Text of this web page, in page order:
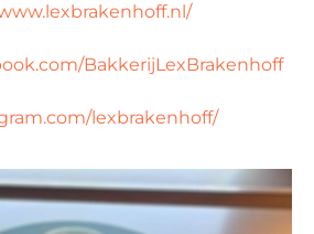
BakkerijLexBrakenhoff
lexbrakenhoff/